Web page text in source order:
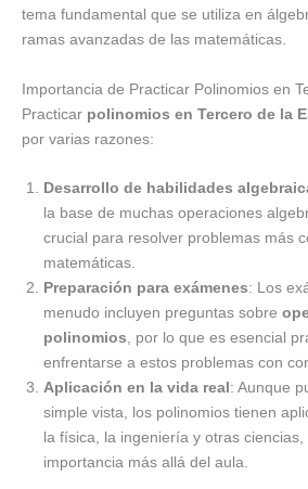
tema fundamental que se utiliza en
ramas avanzadas de las matemáticas.
Importancia de Practicar Polinomios en
Practicar polinomios en Tercero de la
por varias razones:
Desarrollo de habilidades
la base de muchas operaciones
crucial para resolver problemas más
matemáticas.
Preparación para exámenes: Los
menudo incluyen preguntas sobre
polinomios , por lo que es esencial
enfrentarse a estos problemas con
Aplicación en la vida real: Aunque
simple vista, los polinomios tienen
la física, la ingeniería y otras
importancia más allá del aula.